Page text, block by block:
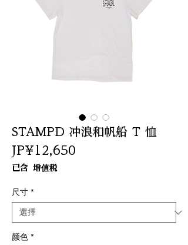
STAMPD 冲浪和帆船 T 恤
JP¥12,650
已含 增值税
尺寸 *
颜色 *